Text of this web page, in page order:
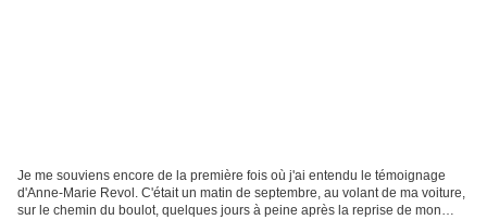
Je me souviens encore de la première fois où j'ai entendu le témoignage
d'Anne-Marie Revol. C'était un matin de septembre, au volant de ma voiture,
sur le chemin du boulot, quelques jours à peine après la reprise de mon